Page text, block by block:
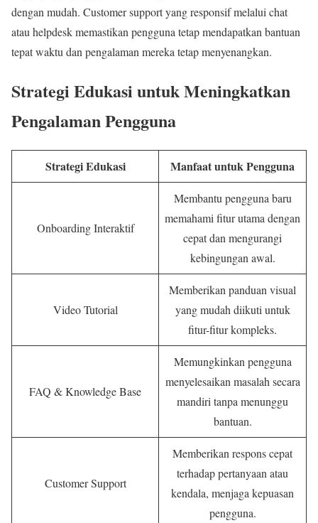
dengan mudah. Customer support yang responsif melalui chat
atau helpdesk memastikan pengguna tetap mendapatkan bantuan
tepat waktu dan pengalaman mereka tetap menyenangkan.
Strategi Edukasi untuk Meningkatkan
Pengalaman Pengguna
Strategi Edukasi Manfaat untuk Pengguna
Onboarding Interaktif
Membantu pengguna baru
memahami fitur utama dengan
cepat dan mengurangi
kebingungan awal.
Video Tutorial
Memberikan panduan visual
yang mudah diikuti untuk
fitur-fitur kompleks.
FAQ & Knowledge Base
Memungkinkan pengguna
menyelesaikan masalah secara
mandiri tanpa menunggu
bantuan.
Customer Support
Memberikan respons cepat
terhadap pertanyaan atau
kendala, menjaga kepuasan
pengguna.